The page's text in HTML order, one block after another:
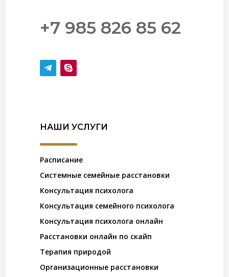
+7 985 826 85 62
НАШИ УСЛУГИ
Расписание
Системные семейные расстановки
Консультация психолога
Консультация семейного психолога
Консультация психолога онлайн
Расстановки онлайн по скайп
Терапия природой
Организационные расстановки